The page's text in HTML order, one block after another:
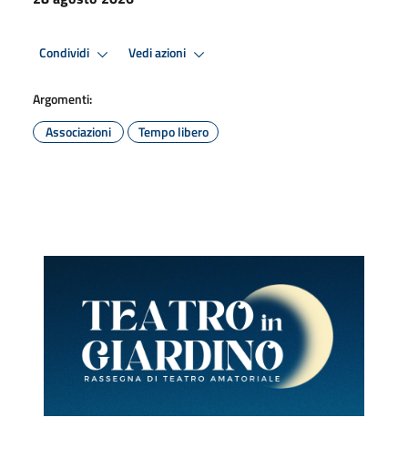
Condividi Vedi azioni
Argomenti:
Associazioni
Tempo libero